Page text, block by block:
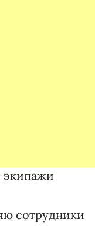
экипажи
сотрудники